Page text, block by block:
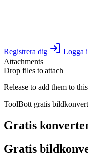
Registrera dig Logga
Attachments
Drop files to attach
Release to add them to
ToolBott gratis
Gratis
Gratis